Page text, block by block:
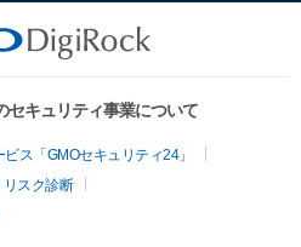
セキュリティ事業について
ス「GMOセキュリティ24」
スク診断